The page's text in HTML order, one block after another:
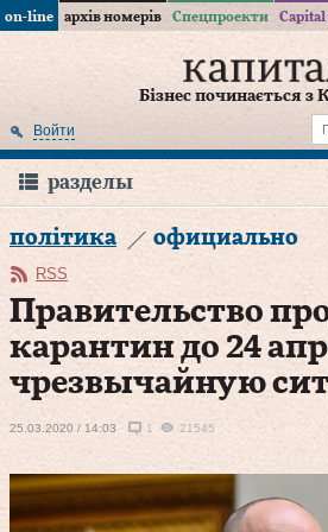
on-line архів номерів Спецпроекти Capital
Бізнес починається з
Войти
разделы
політика официально
RSS
Правительство
карантин до 24
чрезвычайную
25.03.2020 / 14:03 1 21545